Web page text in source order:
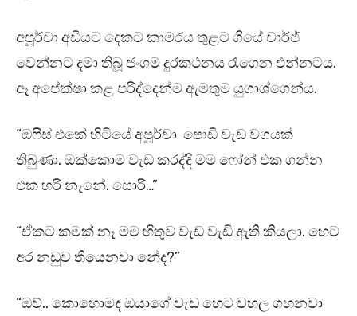
අපූර්වා අඩියට දෙකට කාමරය තුළට ගියේ චාර්ජ්
වෙන්නට දමා තිබූ ජංගම දුරකථනය රැගෙන එන්නටය.
ඈ අපේක්ෂා කළ පරිද්දෙන්ම ඇමතුම යුගාශ්ගෙන්ය.
“ඔෆිස් එකේ හිටියේ අපූර්වා පොඩි වැඩ වගයක්
තිබුණා. ඔක්කොම වැඩ කරද්දි මම ෆෝන් එක ගන්න
එක හරි නෑනේ. සොරි…”
“ඒකට කමක් නෑ මම හිතුව වැඩ වැඩි ඇති කියලා. හෙට
අර නඩුව තියෙනවා නේද?”
“ඔව්.. කොහොමද ඔයාගේ වැඩ හෙට වහල ගහනවා